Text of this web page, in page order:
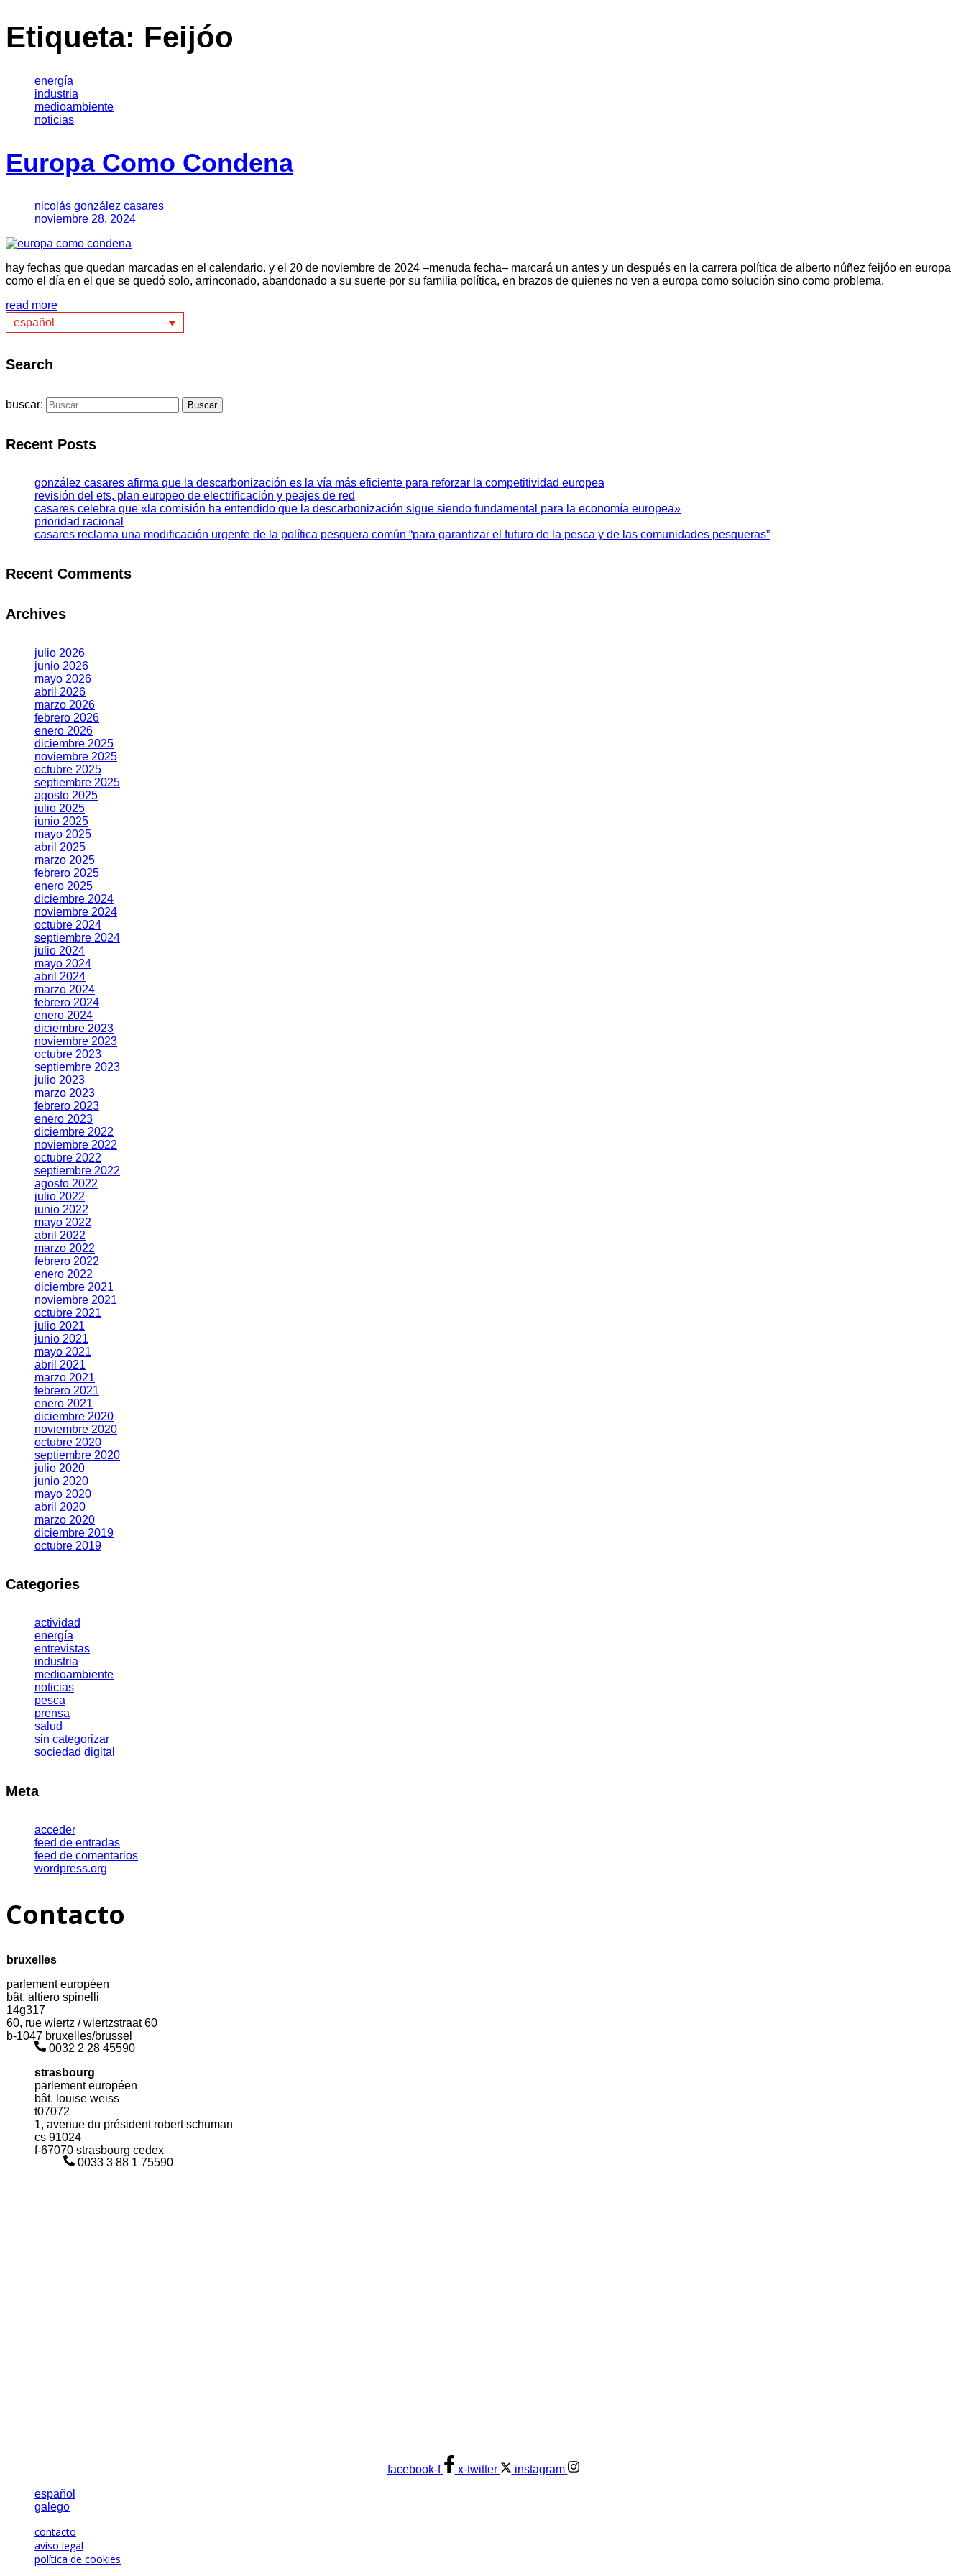
Etiqueta: Feijóo
energía
industria
medioambiente
noticias
Europa Como Condena
nicolás gonzález casares
noviembre 28, 2024
hay fechas que quedan marcadas en el calendario. y el 20 de noviembre de 2024 –menuda fecha– marcará un antes y un después en la carrera política de alberto núñez feijóo en europa
como el día en el que se quedó solo, arrinconado, abandonado a su suerte por su familia política, en brazos de quienes no ven a europa como solución sino como problema.
read more
español
Search
buscar:
Recent Posts
gonzález casares afirma que la descarbonización es la vía más eficiente para reforzar la competitividad europea
revisión del ets, plan europeo de electrificación y peajes de red
casares celebra que «la comisión ha entendido que la descarbonización sigue siendo fundamental para la economía europea»
prioridad racional
casares reclama una modificación urgente de la política pesquera común “para garantizar el futuro de la pesca y de las comunidades pesqueras”
Recent Comments
Archives
julio 2026
junio 2026
mayo 2026
abril 2026
marzo 2026
febrero 2026
enero 2026
diciembre 2025
noviembre 2025
octubre 2025
septiembre 2025
agosto 2025
julio 2025
junio 2025
mayo 2025
abril 2025
marzo 2025
febrero 2025
enero 2025
diciembre 2024
noviembre 2024
octubre 2024
septiembre 2024
julio 2024
mayo 2024
abril 2024
marzo 2024
febrero 2024
enero 2024
diciembre 2023
noviembre 2023
octubre 2023
septiembre 2023
julio 2023
marzo 2023
febrero 2023
enero 2023
diciembre 2022
noviembre 2022
octubre 2022
septiembre 2022
agosto 2022
julio 2022
junio 2022
mayo 2022
abril 2022
marzo 2022
febrero 2022
enero 2022
diciembre 2021
noviembre 2021
octubre 2021
julio 2021
junio 2021
mayo 2021
abril 2021
marzo 2021
febrero 2021
enero 2021
diciembre 2020
noviembre 2020
octubre 2020
septiembre 2020
julio 2020
junio 2020
mayo 2020
abril 2020
marzo 2020
diciembre 2019
octubre 2019
Categories
actividad
energía
entrevistas
industria
medioambiente
noticias
pesca
prensa
salud
sin categorizar
sociedad digital
Meta
acceder
feed de entradas
feed de comentarios
wordpress.org
Contacto
bruxelles
parlement européen
bât. altiero spinelli
14g317
60, rue wiertz / wiertzstraat 60
b-1047 bruxelles/brussel
0032 2 28 45590
strasbourg
parlement européen
bât. louise weiss
t07072
1, avenue du président robert schuman
cs 91024
f-67070 strasbourg cedex
0033 3 88 1 75590
facebook-f x-twitter
instagram
español
galego
contacto
aviso legal
política de cookies